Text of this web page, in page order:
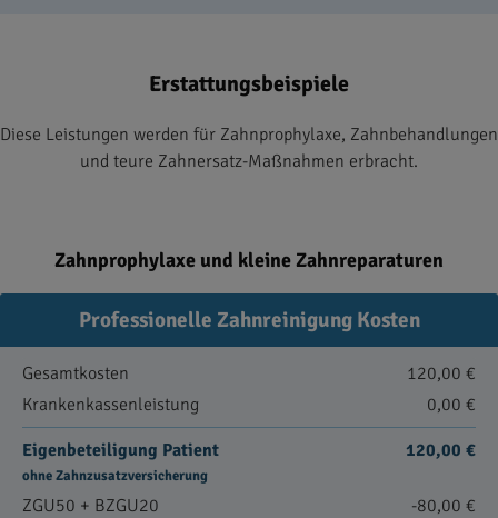
Erstattungsbeispiele
Diese Leistungen werden für Zahnprophylaxe, Zahnbehandlungen
und teure Zahnersatz-Maßnahmen erbracht.
Zahnprophylaxe und kleine Zahnreparaturen
Professionelle Zahnreinigung Kosten
Gesamtkosten
120,00 €
Krankenkassenleistung
0,00 €
Eigenbeteiligung Patient
ohne Zahnzusatzversicherung
120,00 €
ZGU50 + BZGU20 -80,00 €